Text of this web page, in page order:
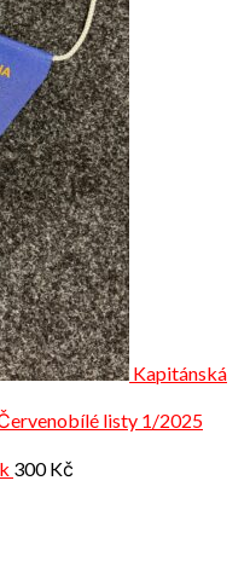
Kapitánská
listy 1/2025
300Kč